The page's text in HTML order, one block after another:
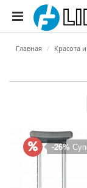
Главная Красота
-26%